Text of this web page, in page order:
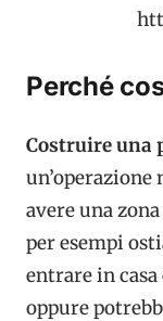
Perché
Costruire una
avere una
per esempi
entrare in
oppure